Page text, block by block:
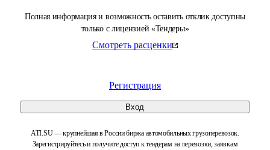
Полная информация и возможность оставить отклик доступны
только с лицензией «Тендеры»
Смотреть расценки
Регистрация
Вход
ATI.SU — крупнейшая в России биржа автомобильных грузоперевозок.
Зарегистрируйтесь и получите доступ к тендерам на перевозки, заявкам